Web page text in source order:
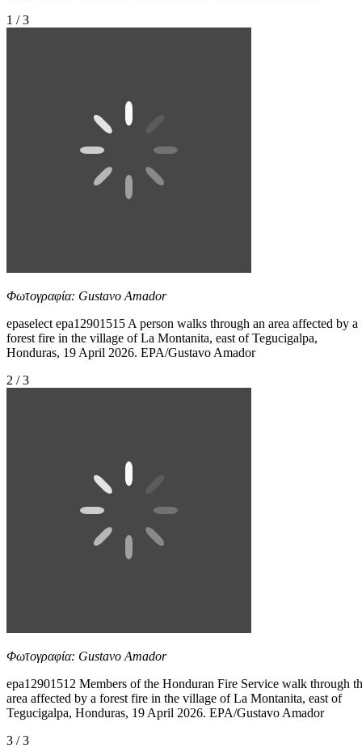
1 / 3
Φωτογραφία: Gustavo Amador
epaselect epa12901515 A person walks through an area affected by a
forest fire in the village of La Montanita, east of Tegucigalpa,
Honduras, 19 April 2026. EPA/Gustavo Amador
2 / 3
Φωτογραφία: Gustavo Amador
epa12901512 Members of the Honduran Fire Service walk through
area affected by a forest fire in the village of La Montanita, east of
Tegucigalpa, Honduras, 19 April 2026. EPA/Gustavo Amador
3 / 3